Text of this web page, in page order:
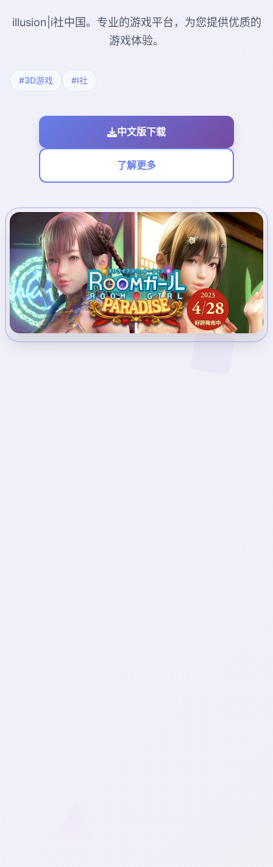
illusion|i社中国。专业的游戏平台，为您提供优质的
游戏体验。
#3D游戏 #I社
中文版下载
了解更多